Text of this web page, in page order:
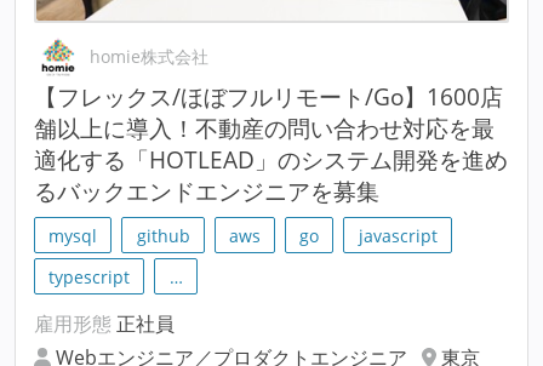
homie株式会社
【フレックス/ほぼフルリモート/Go】1600店
舗以上に導入！不動産の問い合わせ対応を最
適化する「HOTLEAD」のシステム開発を進め
るバックエンドエンジニアを募集
mysql github aws go
javascript
typescript
…
雇用形態 正社員
Webエンジニア／プロダクトエンジニア
東京